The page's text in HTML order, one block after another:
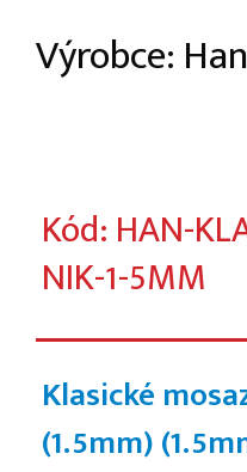
Výrobce:
Kód: HAN-
NIK-1-5MM
Klasické
(1.5mm)